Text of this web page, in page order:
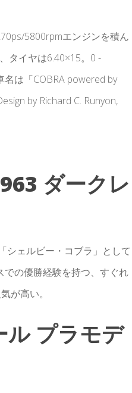
5800rpmエンジンを積ん
タイヤは6.40×15。0 -
は「COBRA powered by
by Richard C. Runyon,
ダークレ
シェルビー・コブラ」として
の優勝経験を持つ、すぐれ
が高い。
プラモデ